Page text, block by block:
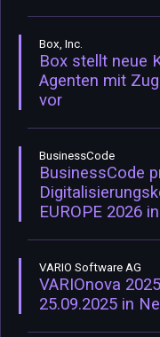
Box, Inc.
Box stellt neue
Agenten mit
vor
BusinessCode
BusinessCode
EUROPE 2026
VARIO Software AG
VARIOnova
25.09.2025 in